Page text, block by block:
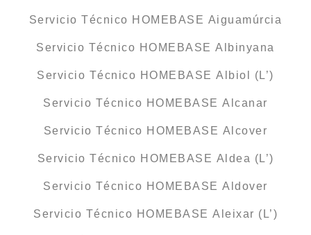
Servicio Técnico HOMEBASE Aiguamúrcia
Servicio Técnico HOMEBASE Albinyana
Servicio Técnico HOMEBASE Albiol (L’)
Servicio Técnico HOMEBASE Alcanar
Servicio Técnico HOMEBASE Alcover
Servicio Técnico HOMEBASE Aldea (L’)
Servicio Técnico HOMEBASE Aldover
Servicio Técnico HOMEBASE Aleixar (L’)